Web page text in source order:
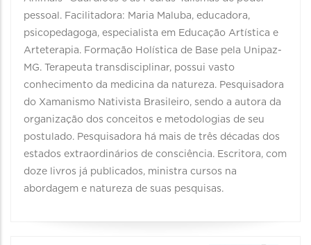
pessoal. Facilitadora: Maria Maluba, educadora,
psicopedagoga, especialista em Educação Artística e
Arteterapia. Formação Holística de Base pela Unipaz-
MG. Terapeuta transdisciplinar, possui vasto
conhecimento da medicina da natureza. Pesquisadora
do Xamanismo Nativista Brasileiro, sendo a autora da
organização dos conceitos e metodologias de seu
postulado. Pesquisadora há mais de três décadas dos
estados extraordinários de consciência. Escritora, com
doze livros já publicados, ministra cursos na
abordagem e natureza de suas pesquisas.